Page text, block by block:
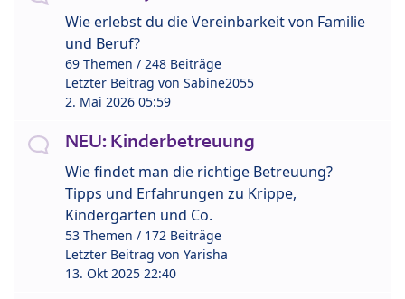
Wie erlebst du die Vereinbarkeit von Familie
und Beruf?
69 Themen / 248 Beiträge
Letzter Beitrag von Sabine2055
2. Mai 2026 05:59
NEU: Kinderbetreuung
Wie findet man die richtige Betreuung?
Tipps und Erfahrungen zu Krippe,
Kindergarten und Co.
53 Themen / 172 Beiträge
Letzter Beitrag von Yarisha
13. Okt 2025 22:40